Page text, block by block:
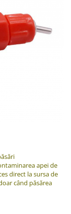
apei de
direct la sursa de
când păsărea